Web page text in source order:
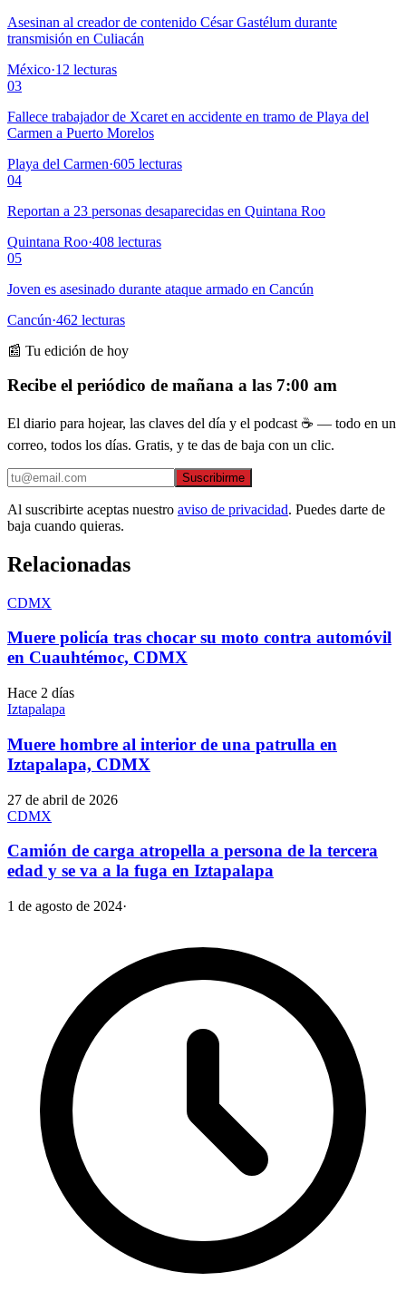
Asesinan al creador de contenido César Gastélum durante
transmisión en Culiacán
México·12 lecturas
03
Fallece trabajador de Xcaret en accidente en tramo de Playa del
Carmen a Puerto Morelos
Playa del Carmen·605 lecturas
04
Reportan a 23 personas desaparecidas en Quintana Roo
Quintana Roo·408 lecturas
05
Joven es asesinado durante ataque armado en Cancún
Cancún·462 lecturas
📰 Tu edición de hoy
Recibe el periódico de mañana a las 7:00 am
El diario para hojear, las claves del día y el podcast ☕ — todo en un
correo, todos los días. Gratis, y te das de baja con un clic.
Suscribirme
Al suscribirte aceptas nuestro aviso de privacidad. Puedes darte de
baja cuando quieras.
Relacionadas
CDMX
Muere policía tras chocar su moto contra automóvil
en Cuauhtémoc, CDMX
Hace 2 días
Iztapalapa
Muere hombre al interior de una patrulla en
Iztapalapa, CDMX
27 de abril de 2026
CDMX
Camión de carga atropella a persona de la tercera
edad y se va a la fuga en Iztapalapa
1 de agosto de 2024·